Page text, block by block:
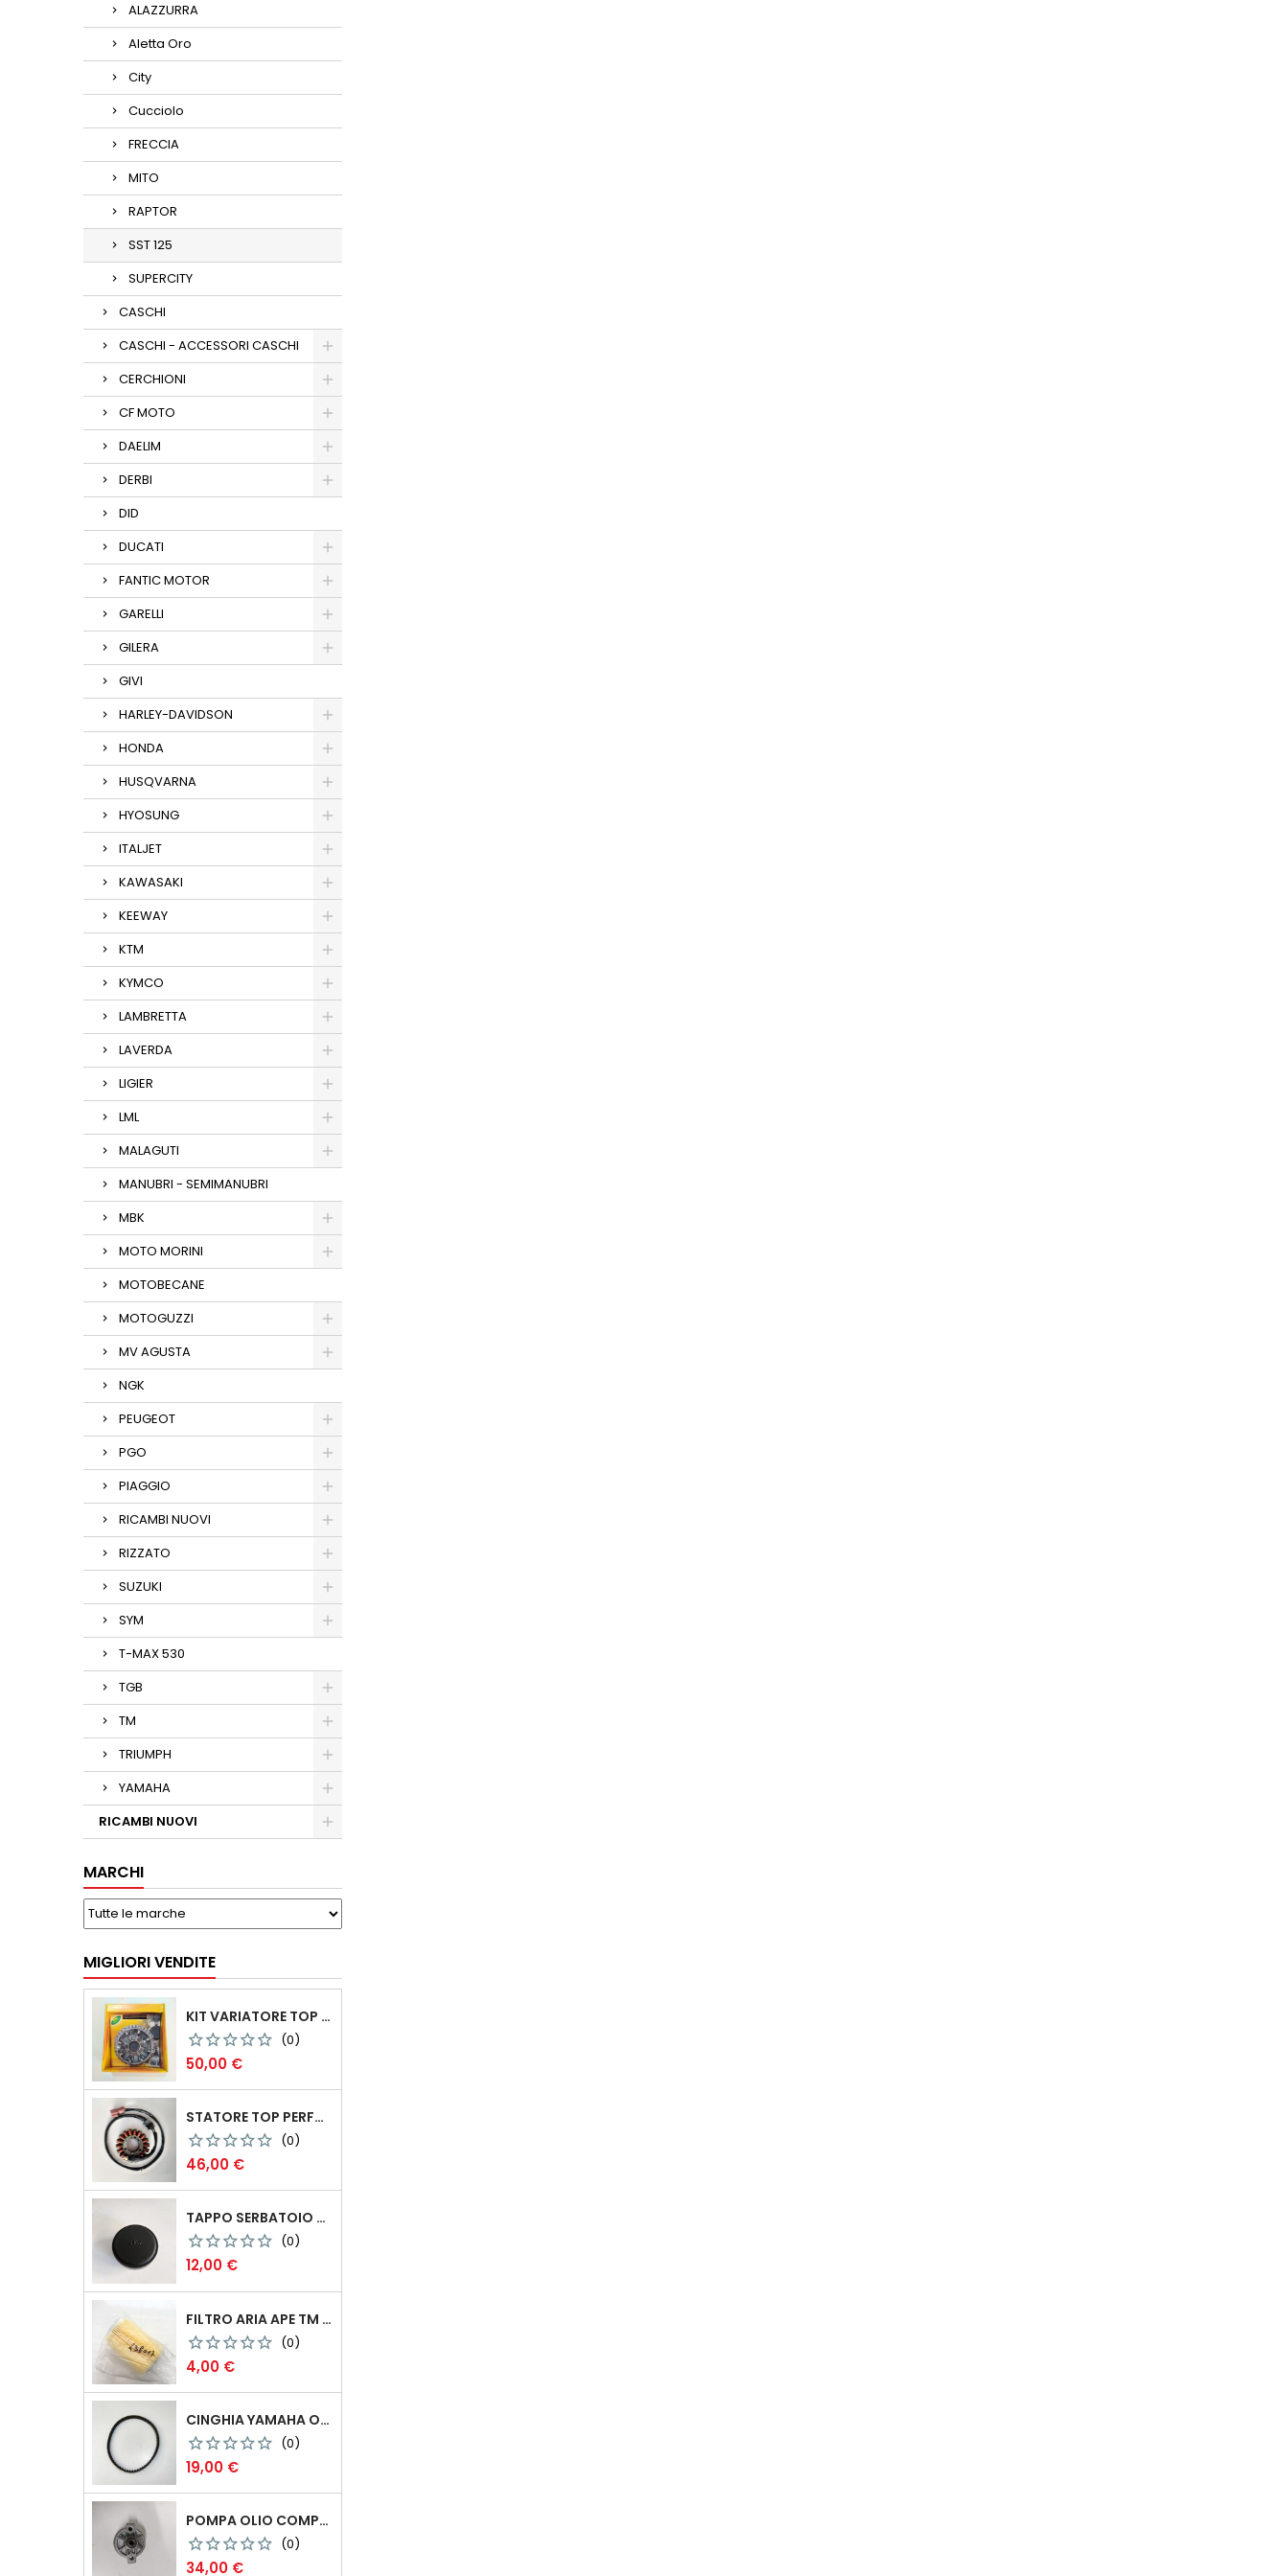
ALAZZURRA
Aletta Oro
City
Cucciolo
FRECCIA
MITO
RAPTOR
SST 125
SUPERCITY
CASCHI
CASCHI - ACCESSORI CASCHI
CERCHIONI
CF MOTO
DAELIM
DERBI
DID
DUCATI
FANTIC MOTOR
GARELLI
GILERA
GIVI
HARLEY-DAVIDSON
HONDA
HUSQVARNA
HYOSUNG
ITALJET
KAWASAKI
KEEWAY
KTM
KYMCO
LAMBRETTA
LAVERDA
LIGIER
LML
MALAGUTI
MANUBRI - SEMIMANUBRI
MBK
MOTO MORINI
MOTOBECANE
MOTOGUZZI
MV AGUSTA
NGK
PEUGEOT
PGO
PIAGGIO
RICAMBI NUOVI
RIZZATO
SUZUKI
SYM
T-MAX 530
TGB
TM
TRIUMPH
YAMAHA
RICAMBI NUOVI
MARCHI
MIGLIORI VENDITE
KIT VARIATORE TOP PERFORMANCE YAMAHA T-MAX 500 2003 COD.9922050
(0)
Prezzo
50,00 €
STATORE TOP PERFORMANCE PIAGGIO BEVERLY 500 4T 2002-2006 COD.ST00005
(0)
Prezzo
46,00 €
TAPPO SERBATOIO ORIGINALE PIAGGIO SI-BOSS COD.298988
(0)
Prezzo
12,00 €
FILTRO ARIA APE TM 703 DIESEL CODICE 438017
(0)
Prezzo
4,00 €
disponibile CINGHIA YAMAHA ORIGINALE BOOSTER / NITRO
(0)
Prezzo
19,00 €
POMPA OLIO COMPLETA PIAGGIO BEVERLY-VESPA-LIBERTY 125-200-250-300
(0)
Prezzo
34,00 €